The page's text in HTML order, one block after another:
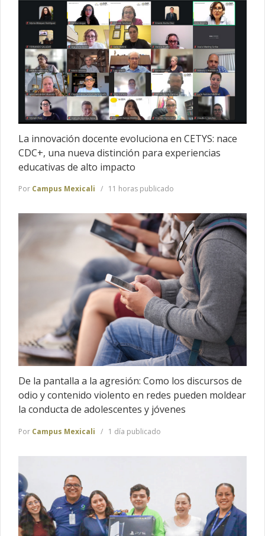
La innovación docente evoluciona en CETYS: nace
CDC+, una nueva distinción para experiencias
educativas de alto impacto
Por Campus Mexicali 11 horas publicado
De la pantalla a la agresión: Como los discursos de
odio y contenido violento en redes pueden moldear
la conducta de adolescentes y jóvenes
Por Campus Mexicali 1 día publicado